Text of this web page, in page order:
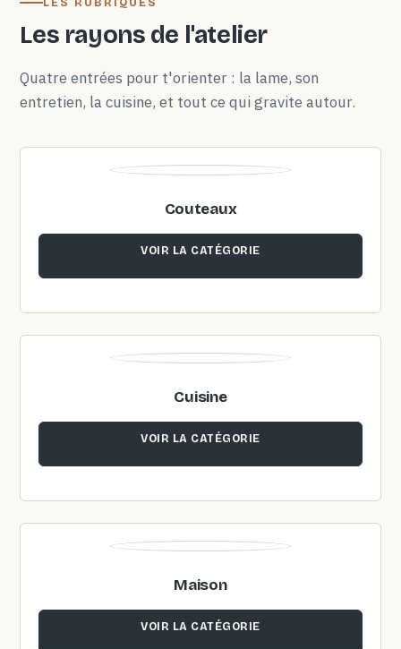
Les rayons de l'atelier
Quatre entrées pour t'orienter : la lame, son
entretien, la cuisine, et tout ce qui gravite autour.
Couteaux
VOIR LA CATÉGORIE
Cuisine
VOIR LA CATÉGORIE
Maison
VOIR LA CATÉGORIE